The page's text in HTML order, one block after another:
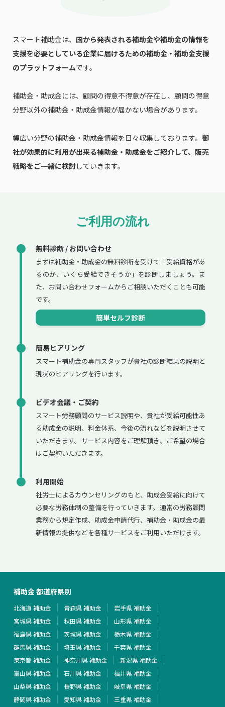
スマート補助金は、 国から発表される補助金や補助金の情報を
支援を必要としている企業に届けるための補助金・補助金支援
のプラットフォームです。
補助金・助成金には、顧問の得意不得意が存在し、顧問の得意
分野以外の補助金・助成金情報が届かない場合があります。
幅広い分野の補助金・助成金情報を日々収集しております。 御
社が効果的に利用が出来る補助金・助成金をご紹介して、販売
戦略をご一緒に検討していきます。
ご利用の流れ
無料診断 / お問い合わせ
まずは補助金・助成金の無料診断を受けて「受給資格があ
るのか、いくら受給できそうか」を診断しましょう。ま
た、お問い合わせフォームからご相談いただくことも可能
です。
簡単セルフ診断
簡易ヒアリング
スマート補助金の専門スタッフが貴社の診断結果の説明と
現状のヒアリングを行います。
ビデオ会議・ご契約
スマート労務顧問のサービス説明や、貴社が受給可能性あ
る助成金の説明、料金体系、今後の流れなどを説明させて
いただきます。サービス内容をご理解頂き、ご希望の場合
はご契約いただきます。
利用開始
社労士によるカウンセリングのもと、助成金受給に向けて
必要な労務体制の整備を行っていきます。通常の労務顧問
業務から規定作成、助成金申請代行、補助金・助成金の最
新情報の提供などを各種サービスをご利用いただけます。
補助金 都道府県別
北海道 補助金 青森県 補助金
岩手県 補助金
宮城県 補助金
秋田県 補助金
山形県 補助金
福島県 補助金
茨城県 補助金
栃木県 補助金
群馬県 補助金
埼玉県 補助金
千葉県 補助金
東京都 補助金
神奈川県 補助金
新潟県 補助金
富山県 補助金
石川県 補助金
福井県 補助金
山梨県 補助金
長野県 補助金
岐阜県 補助金
静岡県 補助金
愛知県 補助金
三重県 補助金